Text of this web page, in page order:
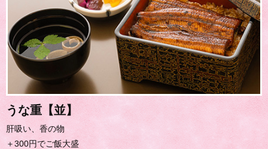
うな重【並】
肝吸い、香の物
＋300円でご飯大盛